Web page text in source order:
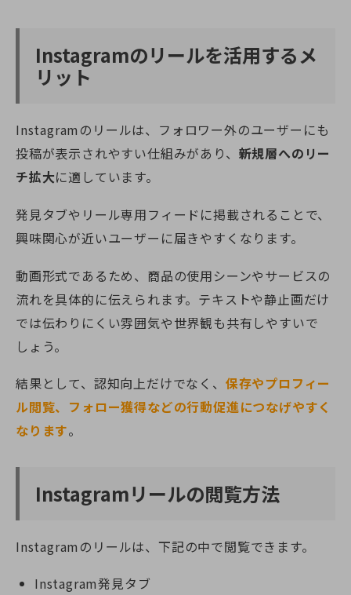
Instagramのリールを活用するメ
リット
Instagramのリールは、フォロワー外のユーザーにも
投稿が表示されやすい仕組みがあり、 新規層へのリー
チ拡大に適しています。
発見タブやリール専用フィードに掲載されることで、
興味関心が近いユーザーに届きやすくなります。
動画形式であるため、商品の使用シーンやサービスの
流れを具体的に伝えられます。テキストや静止画だけ
では伝わりにくい雰囲気や世界観も共有しやすいで
しょう。
結果として、認知向上だけでなく、 保存やプロフィー
ル閲覧、フォロー獲得などの行動促進につなげやすく
なります。
Instagramリールの閲覧方法
Instagramのリールは、下記の中で閲覧できます。
Instagram発見タブ